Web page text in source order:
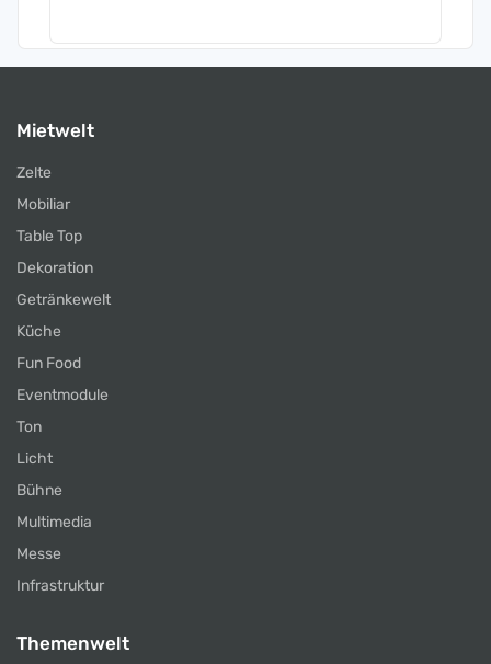
Mietwelt
Zelte
Mobiliar
Table Top
Dekoration
Getränkewelt
Küche
Fun Food
Eventmodule
Ton
Licht
Bühne
Multimedia
Messe
Infrastruktur
Themenwelt